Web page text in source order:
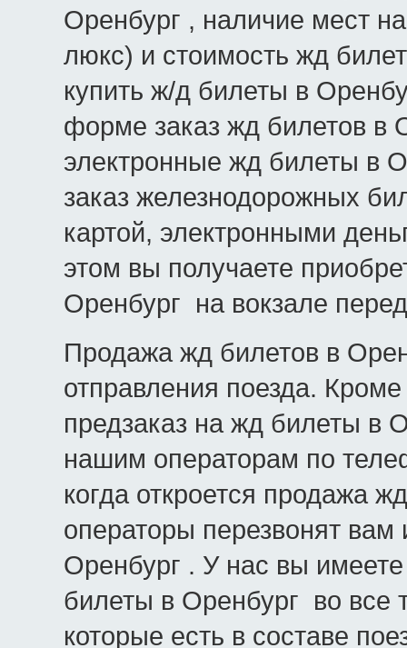
Оренбург , наличие мест
люкс) и стоимость жд
купить ж/д билеты в
форме заказ жд билетов в
электронные жд билеты в
заказ железнодорожных
картой, электронными
этом вы получаете
Оренбург на вокзале
Продажа жд билетов в
отправления поезда.
предзаказ на жд билеты в
нашим операторам по
когда откроется продажа
операторы перезвонят
Оренбург . У нас вы
билеты в Оренбург во все
которые есть в составе